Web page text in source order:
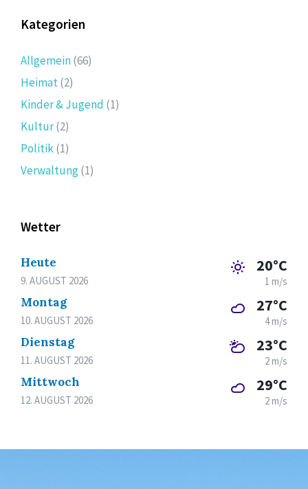
Kategorien
Allgemein(66)
Heimat(2)
Kinder & Jugend (1)
Kultur(2)
Politik(1)
Verwaltung(1)
Wetter
Heute
9. AUGUST 2026
20°C
1 m/s
Montag
10. AUGUST 2026
27°C
4 m/s
Dienstag
11. AUGUST 2026
23°C
2 m/s
Mittwoch
12. AUGUST 2026
29°C
2 m/s